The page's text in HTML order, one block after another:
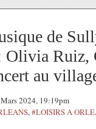
de
Ruiz,
au
2024, 19:19pm
,#LOISIRS A